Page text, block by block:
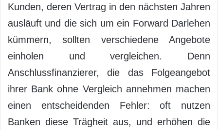
Kunden, deren Vertrag in den nächsten Jahren
ausläuft und die sich um ein Forward Darlehen
kümmern, sollten verschiedene Angebote
einholen und vergleichen. Denn
Anschlussfinanzierer, die das Folgeangebot
ihrer Bank ohne Vergleich annehmen machen
einen entscheidenden Fehler: oft nutzen
Banken diese Trägheit aus, und erhöhen die